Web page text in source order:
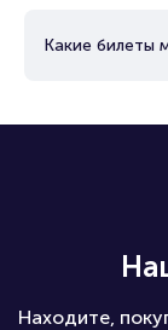
Какие билеты
Находите,